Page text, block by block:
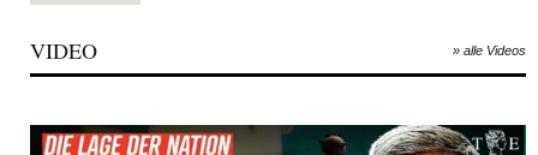
VIDEO » alle Videos